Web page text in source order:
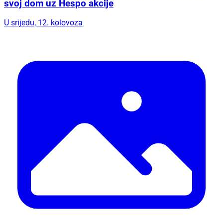
svoj dom uz Hespo akcije
U srijedu, 12. kolovoza